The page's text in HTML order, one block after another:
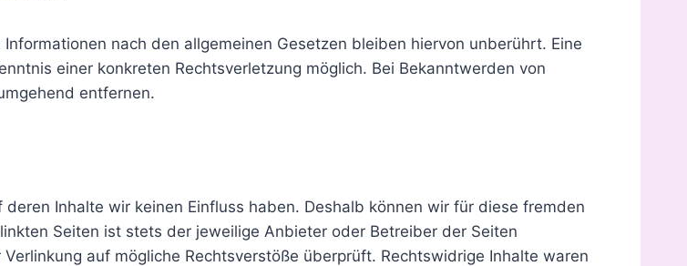
nach den allgemeinen Gesetzen bleiben hiervon unberührt. Eine
einer konkreten Rechtsverletzung möglich. Bei Bekanntwerden von
entfernen.
Inhalte wir keinen Einfluss haben. Deshalb können wir für diese fremden
Seiten ist stets der jeweilige Anbieter oder Betreiber der Seiten
auf mögliche Rechtsverstöße überprüft. Rechtswidrige Inhalte waren